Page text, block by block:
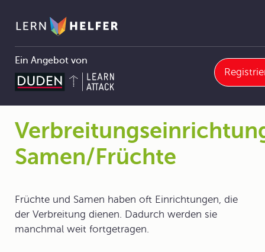
Ein Angebot von
Pfadnavigation
2.7.2 Organe der Samenpflanzen Verbreitungseinrichtungen, Samen/Früchte
Samen/Früchte
Früchte und Samen haben oft Einrichtungen, die
der Verbreitung dienen. Dadurch werden sie
manchmal weit fortgetragen.